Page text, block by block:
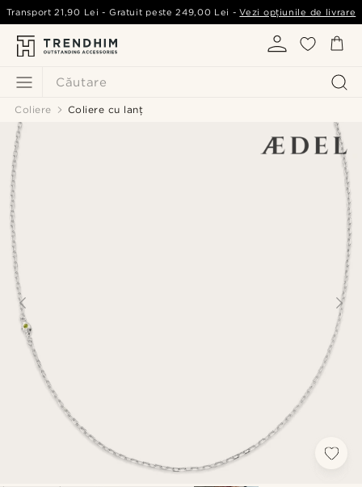
Căutare
Transport 21,90 Lei - Gratuit peste249,00 Lei -Vezi opțiunile de livrare
Coliere Coliere cu lanț